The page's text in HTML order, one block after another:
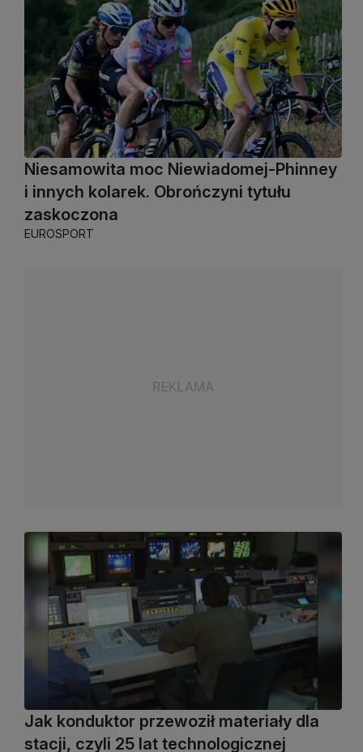
Niesamowita moc Niewiadomej-Phinney
i innych kolarek. Obrończyni tytułu
zaskoczona
EUROSPORT
Jak konduktor przewoził materiały dla
stacji, czyli 25 lat technologicznej